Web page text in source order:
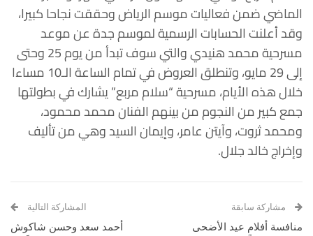
الماضي ضمن فعاليات موسم الرياض وحققت نجاحا كبيرا،
وقد أعلنت الحسابات الرسمية لموسم جدة عن موعد
مسرحية محمد هنيدي والتي سوف تبدأ من يوم 25 وحتى
إلى 29 مايو، وتنطلق العروض في تمام الساعة الـ10 مساءا
خلال هذه الأيام، مسرحية “سلام مربع” يشارك في بطولتها
جمع كبير من النجوم من بينهم الفنان محمد محمود،
ومحمد ثروت، وآيتن عامر، وإيمان السيد وهي من تأليف
وإخراج خالد جلال.
مشاركة سابقة
منافسة أفلام عيد الأضحى
المشاركة التالية
أحمد سعد وحسن شاكوش